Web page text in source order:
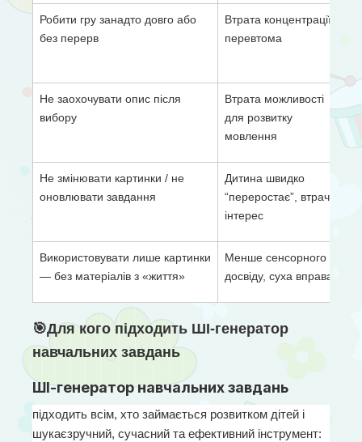
Робити гру занадто довго або
без перерв
Втрата концентрації,
перевтома
Не заохочувати опис після
вибору
Втрата можливості
для розвитку
мовлення
Не змінювати картинки / не
оновлювати завдання
Дитина швидко
“переростає”, втрачає
інтерес
Використовувати лише картинки
— без матеріалів з «життя»
Менше сенсорного
досвіду, суха вправа
🎯Для кого підходить ШІ-генератор
навчальних завдань
ШІ-генератор навчальних завдань
підходить всім, хто займається розвитком дітей і
шукаєзручний, сучасний та ефективний інструмент: